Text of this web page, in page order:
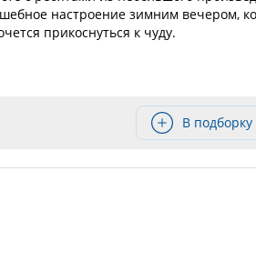
настроение зимним вечером,
прикоснуться к чуду.
В подборку